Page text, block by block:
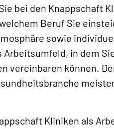
bei den Knappschaft
Beruf Sie
sowie
in dem
vereinbaren können.
Kliniken als